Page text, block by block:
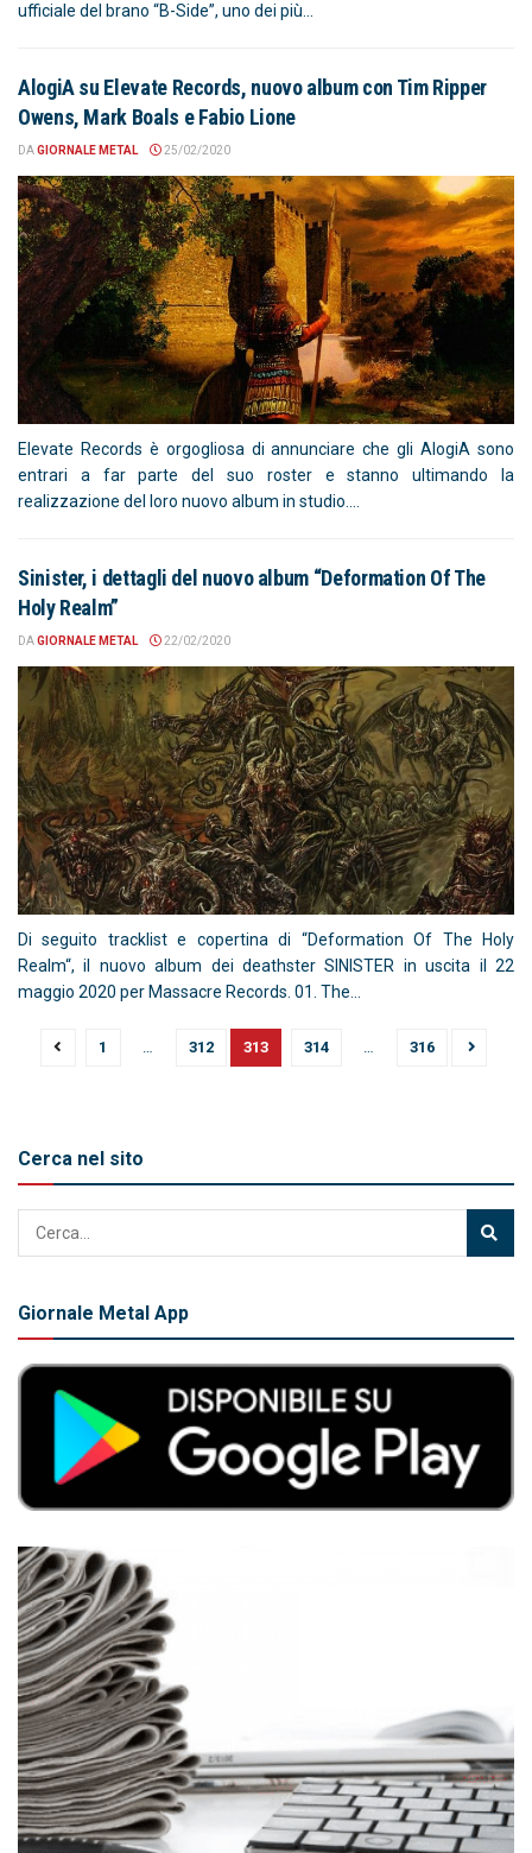
ufficiale del brano “B-Side”, uno dei più...
AlogiA su Elevate Records, nuovo album con Tim Ripper
Owens, Mark Boals e Fabio Lione
DAGIORNALE METAL 25/02/2020
Elevate Records è orgogliosa di annunciare che gli AlogiA sono
entrari a far parte del suo roster e stanno ultimando la
realizzazione del loro nuovo album in studio....
Sinister, i dettagli del nuovo album “Deformation Of The
Holy Realm”
DAGIORNALE METAL 22/02/2020
Di seguito tracklist e copertina di “Deformation Of The Holy
Realm“, il nuovo album dei deathster SINISTER in uscita il 22
maggio 2020 per Massacre Records. 01. The...
1 … 312 313 314 … 316
Cerca nel sito
Giornale Metal App